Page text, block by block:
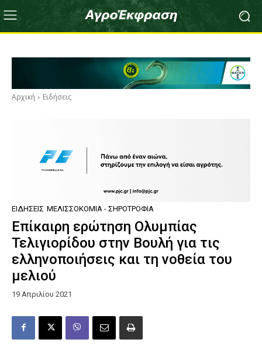
Αρχική Ειδήσεις
ΕΙΔΉΣΕΙΣ ΜΕΛΙΣΣΟΚΟΜΊΑ - ΣΗΡΟΤΡΟΦΊΑ
Επίκαιρη ερώτηση Ολυμπίας
Τελιγιορίδου στην Βουλή για τις
ελληνοποιήσεις και τη νοθεία του
μελιού
19 Απριλίου 2021